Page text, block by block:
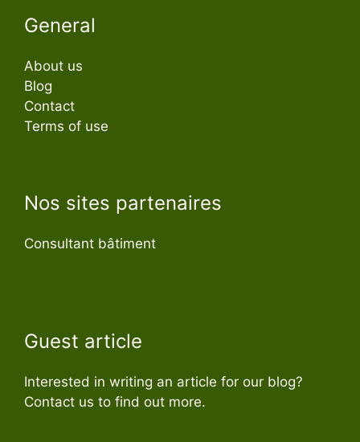
General
About us
Blog
Contact
Terms of use
Nos sites partenaires
Consultant bâtiment
Guest article
Interested in writing an article for our blog?
Contact us to find out more.